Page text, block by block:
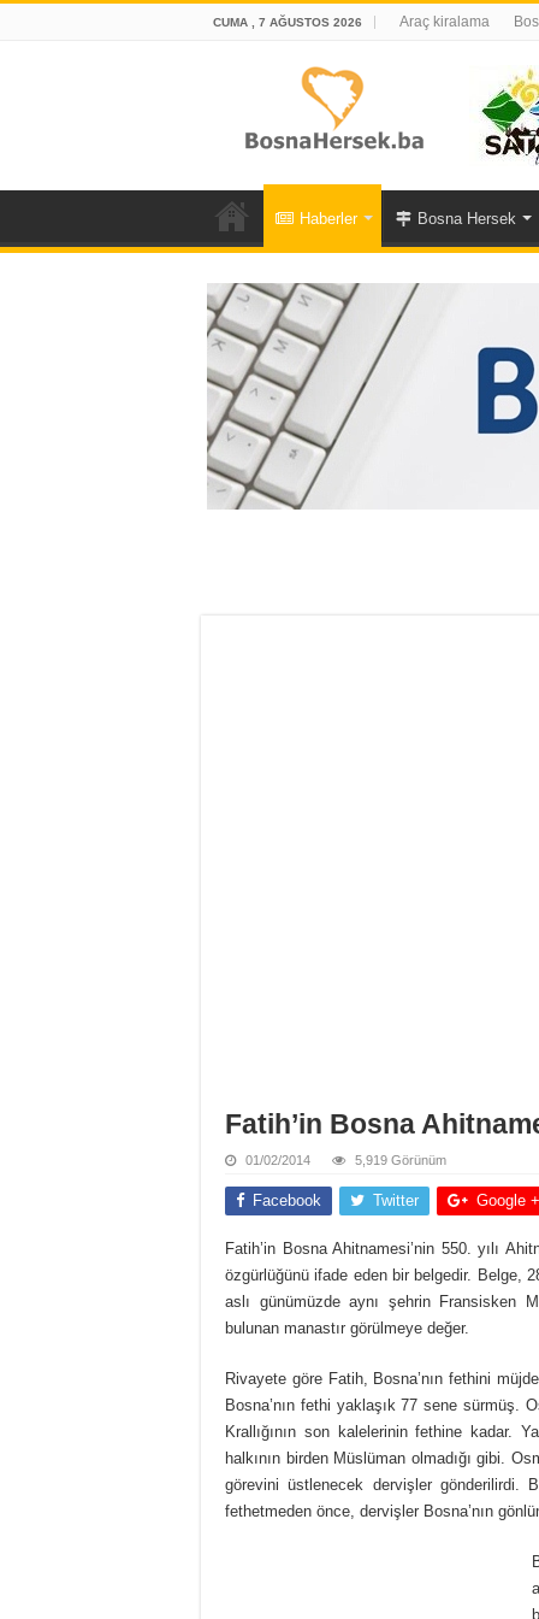
CUMA , 7 AĞUSTOS 2026 Araç kiralama
Haberler Bosna Hersek
Fatih’in Bosna
01/02/2014 5,919 Görünüm
Facebook Twitter Google +
Fatih’in Bosna Ahitnamesi’nin 550. yılı
özgürlüğünü ifade eden bir belgedir. Belge,
aslı günümüzde aynı şehrin Fransisken
bulunan manastır görülmeye değer.
Rivayete göre Fatih, Bosna’nın fethini
Bosna’nın fethi yaklaşık 77 sene sürmüş.
Krallığının son kalelerinin fethine kadar.
halkının birden Müslüman olmadığı gibi.
görevini üstlenecek dervişler gönderilirdi.
fethetmeden önce, dervişler Bosna’nın